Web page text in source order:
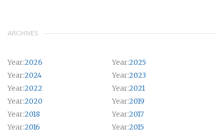
ARCHIVES
Year:2026 Year:2025
Year:2024 Year:2023
Year:2022 Year:2021
Year:2020 Year:2019
Year:2018 Year:2017
Year:2016 Year:2015